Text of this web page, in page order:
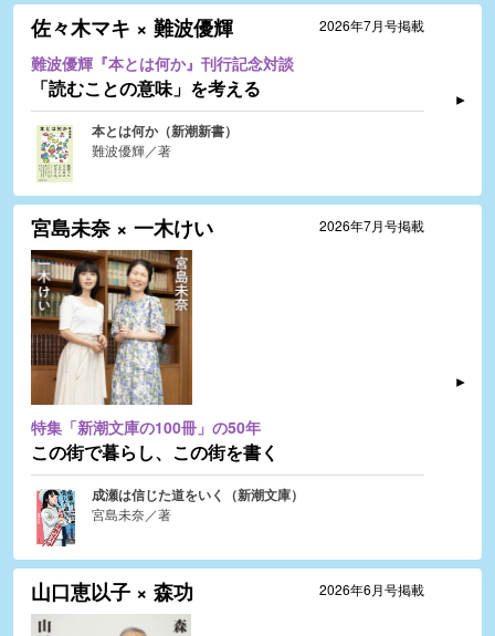
2026年7月号掲載
佐々木マキ × 難波優輝
難波優輝『本とは何か』刊行記念対談
「読むことの意味」を考える
本とは何か（新潮新書）
難波優輝／著
2026年7月号掲載
宮島未奈 × 一木けい
特集「新潮文庫の100冊」の50年
この街で暮らし、この街を書く
成瀬は信じた道をいく（新潮文庫）
宮島未奈／著
2026年6月号掲載
山口恵以子 × 森功